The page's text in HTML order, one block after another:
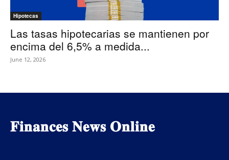
Hipotecas
Las tasas hipotecarias se mantienen por
encima del 6,5% a medida...
June 12, 2026
𝐅𝐢𝐧𝐚𝐧𝐜𝐞𝐬 𝐍𝐞𝐰𝐬 𝐎𝐧𝐥𝐢𝐧𝐞